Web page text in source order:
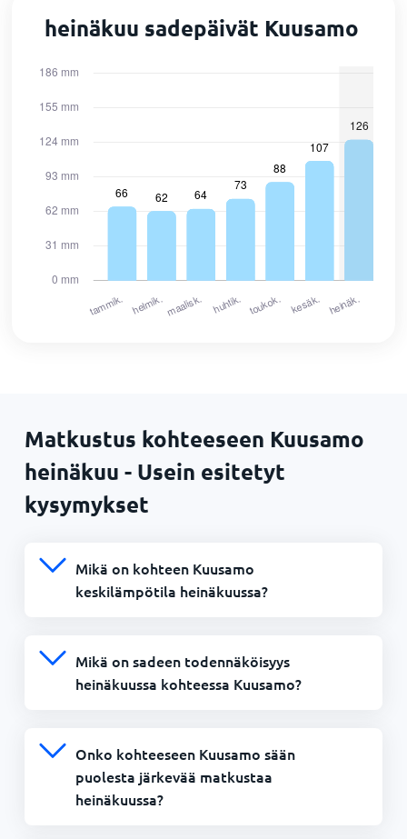
heinäkuu sadepäivät Kuusamo
Matkustus kohteeseen Kuusamo
heinäkuu - Usein esitetyt
kysymykset
Mikä on kohteen Kuusamo
keskilämpötila heinäkuussa?
Mikä on sadeen todennäköisyys
heinäkuussa kohteessa Kuusamo?
Onko kohteeseen Kuusamo sään
puolesta järkevää matkustaa
heinäkuussa?